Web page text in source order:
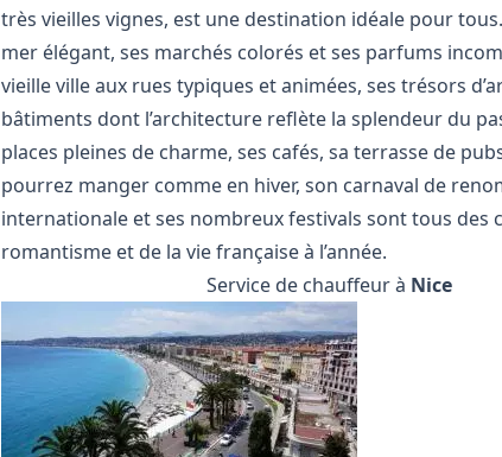
très vieilles vignes, est une destination idéale pour
mer élégant, ses marchés colorés et ses parfums
vieille ville aux rues typiques et animées, ses trésors
bâtiments dont l’architecture reflète la splendeur du
places pleines de charme, ses cafés, sa terrasse de
pourrez manger comme en hiver, son carnaval de
internationale et ses nombreux festivals sont tous des
romantisme et de la vie française à l’année.
Service de chauffeur à Nice